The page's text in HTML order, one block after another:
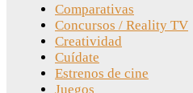
Comparativas
Concursos / Reality TV
Creatividad
Cuídate
Estrenos de cine
Juegos